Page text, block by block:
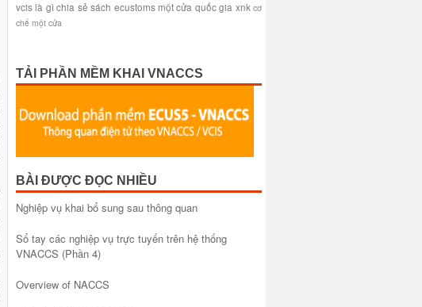
vcis là gì chia sẻ sách ecustoms một cửa quốc gia xnk cơ
chế một cửa
TẢI PHẦN MỀM KHAI VNACCS
BÀI ĐƯỢC ĐỌC NHIỀU
Nghiệp vụ khai bổ sung sau thông quan
Sổ tay các nghiệp vụ trực tuyến trên hệ thống
VNACCS (Phần 4)
Overview of NACCS